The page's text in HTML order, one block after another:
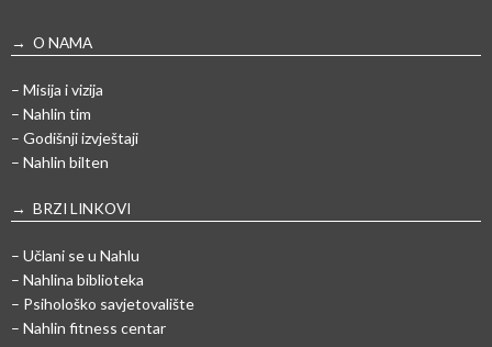
→ O NAMA
– Misija i vizija
– Nahlin tim
– Godišnji izvještaji
– Nahlin bilten
→ BRZI LINKOVI
– Učlani se u Nahlu
– Nahlina biblioteka
– Psihološko savjetovalište
– Nahlin fitness centar